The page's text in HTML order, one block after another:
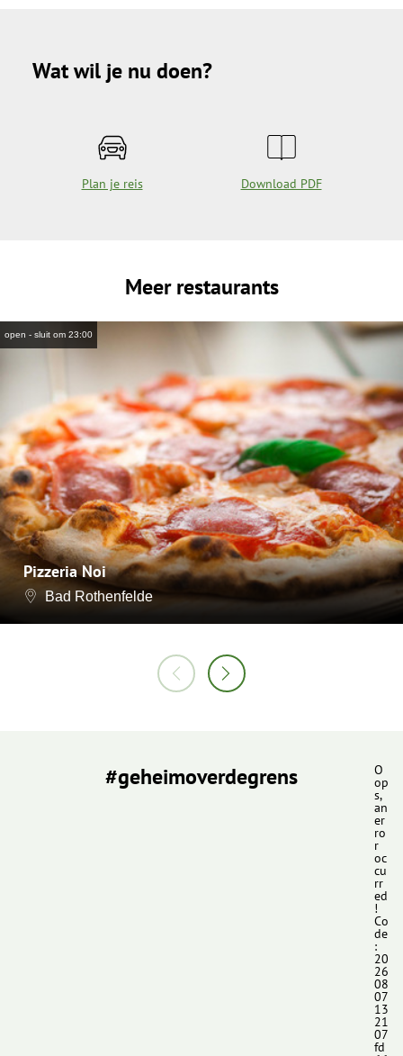
Wat wil je nu doen?
Plan je reis Download PDF
Meer restaurants
open - sluit om 23:00
Pizzeria Noi
Bad Rothenfelde
#geheimoverdegrens O
op
s,
an
er
ro
r
oc
cu
rr
ed
!
Co
de
:
20
26
08
07
13
21
07
fd